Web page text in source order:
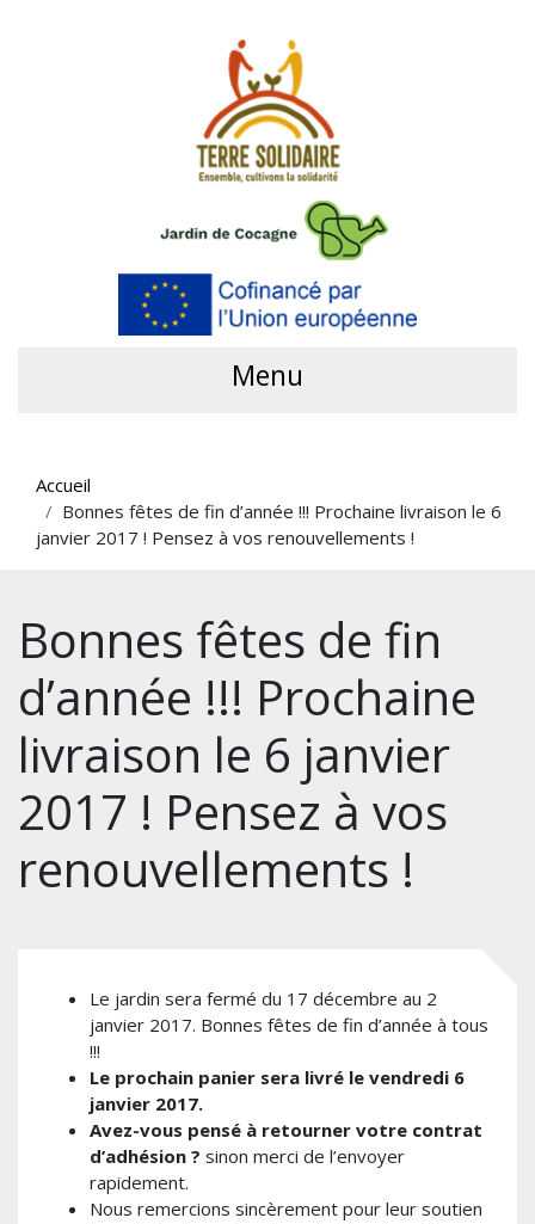
Menu
Accueil
Bonnes fêtes de fin d’année !!! Prochaine livraison le 6
janvier 2017 ! Pensez à vos renouvellements !
Bonnes fêtes de fin
d’année !!! Prochaine
livraison le 6 janvier
2017 ! Pensez à vos
renouvellements !
Le jardin sera fermé du 17 décembre au 2
janvier 2017. Bonnes fêtes de fin d’année à tous
!!!
Le prochain panier sera livré le vendredi 6
janvier 2017.
Avez-vous pensé à retourner votre contrat
d’adhésion ? sinon merci de l’envoyer
rapidement.
Nous remercions sincèrement pour leur soutien